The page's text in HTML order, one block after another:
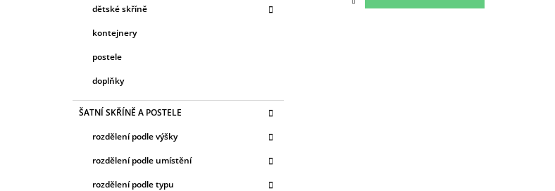
dětské skříně
kontejnery
postele
doplňky
ŠATNÍ SKŘÍNĚ A POSTELE
rozdělení podle výšky
rozdělení podle umístění
rozdělení podle typu